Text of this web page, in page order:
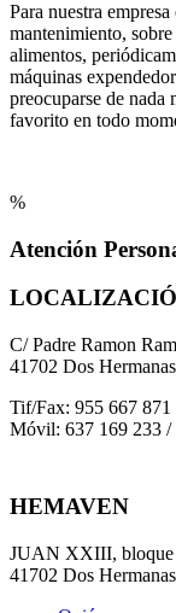
Para nuestra
mantenimiento,
alimentos,
máquinas
preocuparse de nada
favorito en todo
%
Atención
C/ Padre Ramon
41702 Dos
Tif/Fax: 955 667 871
Móvil: 637 169 233 /
HEMAVEN
JUAN XXIII, bloque
41702 Dos